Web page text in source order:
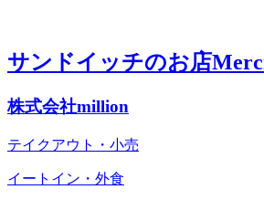
サンドイッチのお店
株式会社million
テイクアウト・小売
イートイン・外食